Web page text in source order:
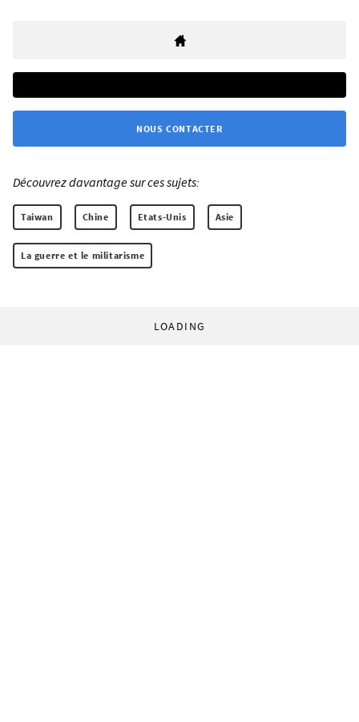
NOUS CONTACTER
Découvrez davantage sur ces sujets:
Taiwan Chine Etats-Unis Asie
La guerre et le militarisme
LOADING